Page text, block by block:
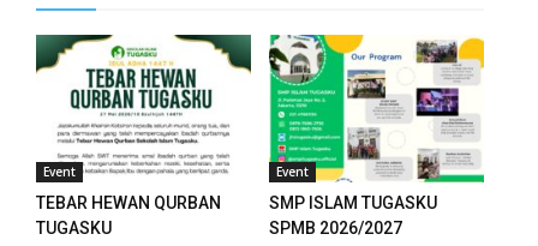
Event
TEBAR HEWAN QURBAN
TUGASKU
Event
SMP ISLAM TUGASKU
SPMB 2026/2027